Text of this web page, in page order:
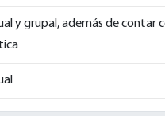
y grupal, además de contar